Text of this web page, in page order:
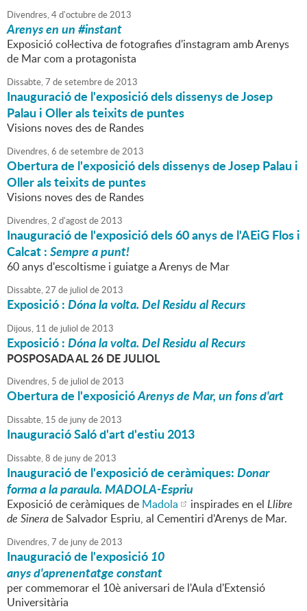
Divendres,4d'octubrede2013
Arenys en un #instant
Exposició col·lectiva de fotografies d'instagram amb Arenys
de Mar com a protagonista
Dissabte,7 desetembrede2013
Inauguració de l'exposició dels dissenys de Josep
Palau i Oller als teixits de puntes
Visions noves des de Randes
Divendres,6 desetembrede2013
Obertura de l'exposició dels dissenys de Josep Palau i
Oller als teixits de puntes
Visions noves des de Randes
Divendres,2 d'agostde2013
Inauguració de l'exposició dels 60 anys de l'AEiG Flos i
Calcat :Sempre a punt!
60 anys d'escoltisme i guiatge a Arenys de Mar
Dissabte,27 de juliol de2013
Exposició :Dóna la volta. Del Residu al Recurs
Dijous, 11 de juliol de2013
Exposició :Dóna la volta. Del Residu al Recurs
POSPOSADA AL 26 DE JULIOL
Divendres, 5 de juliol de2013
Obertura de l'exposicióArenys de Mar, un fons d'art
Dissabte, 15 de junyde2013
Inauguració Saló d'art d'estiu 2013
Dissabte,8 de junyde2013
Inauguració de l'exposició deceràmiques:Donar
forma a la paraula. MADOLA-Espriu
Exposició de ceràmiques de Madola inspirades en el Llibre
de Sinerade Salvador Espriu, al Cementiri d'Arenys de Mar.
Divendres,7 de junyde2013
Inauguració de l'exposició10
anys d'aprenentatge constant
per commemorar el 10è aniversari de l'Aula d'Extensió
Universitària